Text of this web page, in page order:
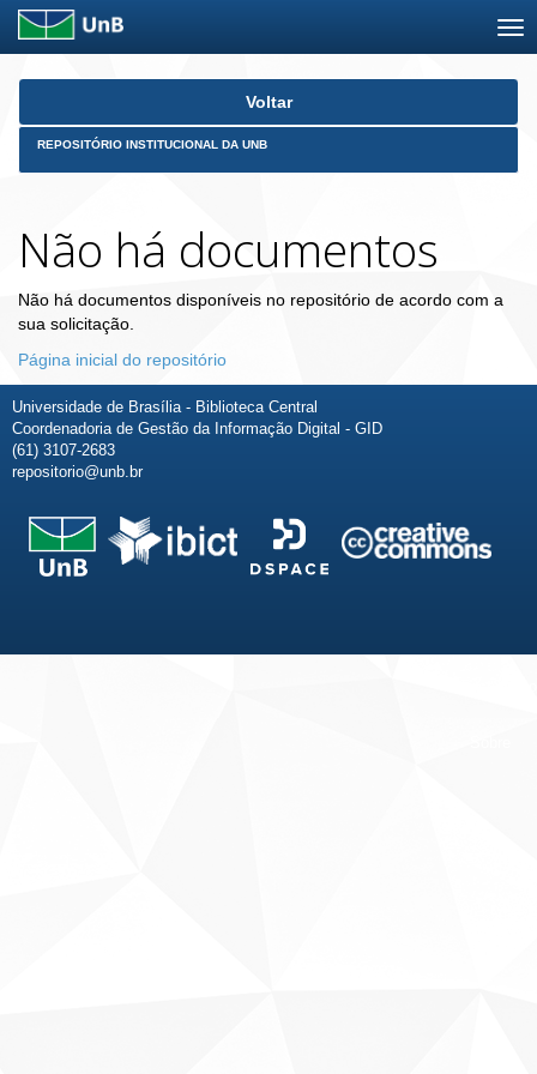
Skip
Voltar
REPOSITÓRIO INSTITUCIONAL DA UNB
Não há documentos
Não há documentos disponíveis no repositório de acordo com a
sua solicitação.
Página inicial do repositório
Universidade de Brasília - Biblioteca Central
Coordenadoria de Gestão da Informação Digital - GID
(61) 3107-2683
repositorio@unb.br